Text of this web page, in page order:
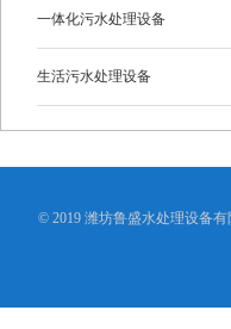
一体化污水处理设备
生活污水处理设备
© 2019 潍坊鲁盛水处理设备有